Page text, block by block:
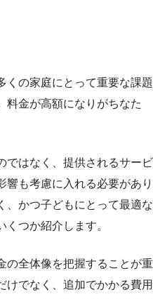
くの家庭にとって重要な課題
料金が高額になりがちなた
ではなく、提供されるサービ
響も考慮に入れる必要があり
、かつ子どもにとって最適な
つか紹介します。
の全体像を把握することが重
けでなく、追加でかかる費用